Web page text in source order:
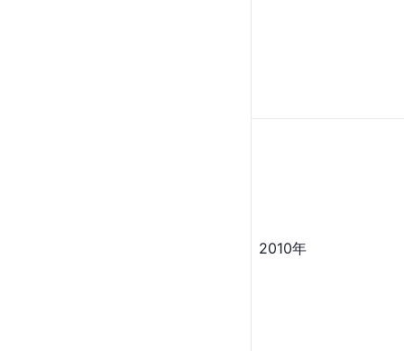
2010年